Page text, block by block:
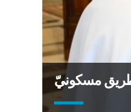
طريق مسكونيّ